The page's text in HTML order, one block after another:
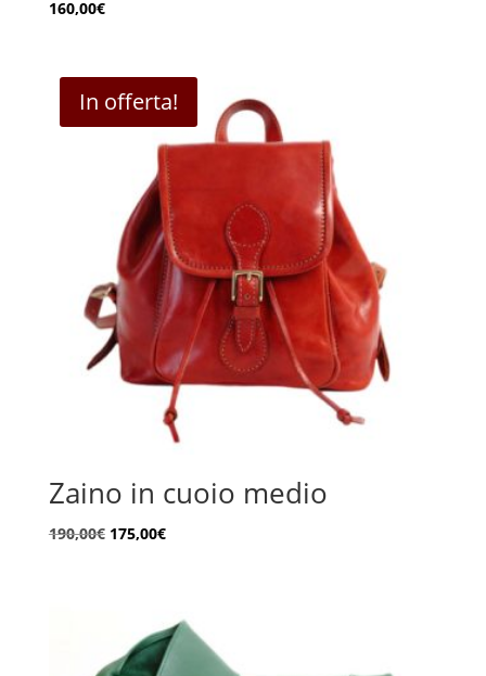
160,00€
In offerta!
Zaino in cuoio medio
190,00€ Il
190,00€.
175,00€Il
175,00€.